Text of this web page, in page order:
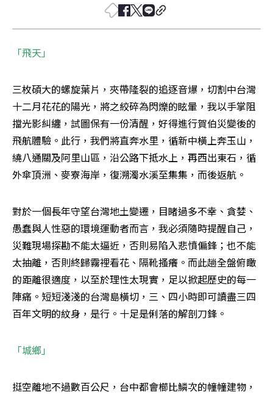
「飛天」
三枚碩大的螺旋葉片，夾帶隆裂的追逐音爆，切割中台灣
十二月花花的陽光，將之絞碎為閃爍的眩暈，我以手掌阻
擋光影糾纏，試圖保有一份清醒，好得進行賀伯災變後的
飛航體驗。此行，我們將直奔水里，循新中橫上奔玉山，
繞八通關及阿里山區，沿公路下抵水上，再西出東石，循
外傘頂洲、麥寮海岸，復溯濁水溪至集集，而後返航。
對於一個長年守望台灣地土變遷，目睹過多不幸、貪婪、
愚蠢與人性惡的環境運動者而言，我必須隨時提醒自己，
災難現場探勘不能太逼近，否則易陷入悲憤偏鋒；也不能
太抽離，否則終歸霧裡看花、隔靴搔癢。而此趟全盤俯瞰
的距離很適度，以至於理性太現實，足以掀起歷史的每一
陣痛。短短淺淺的台灣島橫切，三、四小時即可讀盡三四
百年文明的紋身，是行。十足是俐落的解剖刀鋒。
「城鄉」
挺空離地不過數百公尺，台中都會櫛比鱗次的幢幢建物，